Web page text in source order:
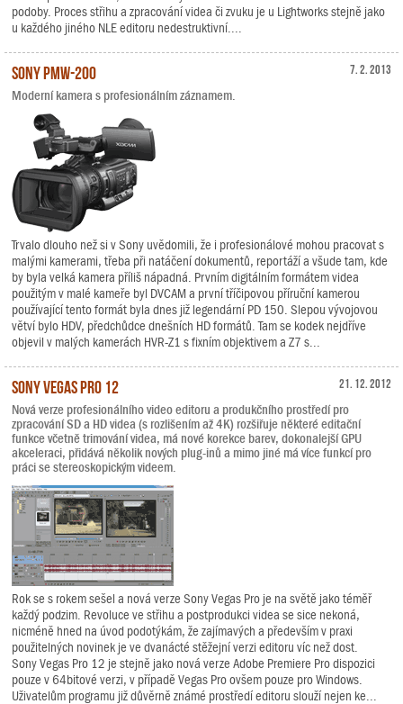
podoby. Proces střihu a zpracování videa či zvuku je u Lightworks stejně jako
u každého jiného NLE editoru nedestruktivní....
7. 2. 2013
Sony PMW-200
Moderní kamera s profesionálním záznamem.
Trvalo dlouho než si v Sony uvědomili, že i profesionálové mohou pracovat s
malými kamerami, třeba při natáčení dokumentů, reportáží a všude tam, kde
by byla velká kamera příliš nápadná. Prvním digitálním formátem videa
použitým v malé kameře byl DVCAM a první tříčipovou příruční kamerou
používající tento formát byla dnes již legendární PD 150. Slepou vývojovou
větví bylo HDV, předchůdce dnešních HD formátů. Tam se kodek nejdříve
objevil v malých kamerách HVR-Z1 s fixním objektivem a Z7 s...
21. 12. 2012
Sony Vegas Pro 12
Nová verze profesionálního video editoru a produkčního prostředí pro
zpracování SD a HD videa (s rozlišením až 4K) rozšiřuje některé editační
funkce včetně trimování videa, má nové korekce barev, dokonalejší GPU
akceleraci, přidává několik nových plug-inů a mimo jiné má více funkcí pro
práci se stereoskopickým videem.
Rok se s rokem sešel a nová verze Sony Vegas Pro je na světě jako téměř
každý podzim. Revoluce ve střihu a postprodukci videa se sice nekoná,
nicméně hned na úvod podotýkám, že zajímavých a především v praxi
použitelných novinek je ve dvanácté stěžejní verzi editoru víc než dost.
Sony Vegas Pro 12 je stejně jako nová verze Adobe Premiere Pro dispozici
pouze v 64bitové verzi, v případě Vegas Pro ovšem pouze pro Windows.
Uživatelům programu již důvěrně známé prostředí editoru slouží nejen ke...